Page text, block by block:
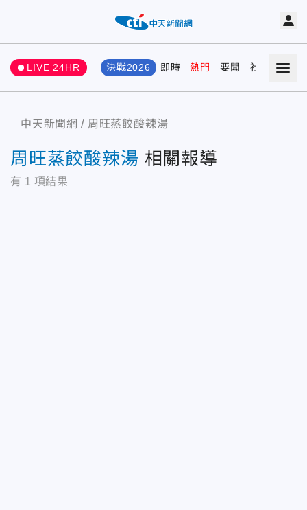
LIVE 24HR 決戰2026 即時 熱門 要聞 社會 娛樂
中天新聞網 周旺蒸餃酸辣湯
周旺蒸餃酸辣湯 相關報導
有 1 項結果